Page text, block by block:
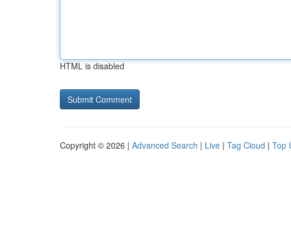
HTML is disabled
Copyright © 2026 | Advanced Search | Live | Tag Cloud | Top